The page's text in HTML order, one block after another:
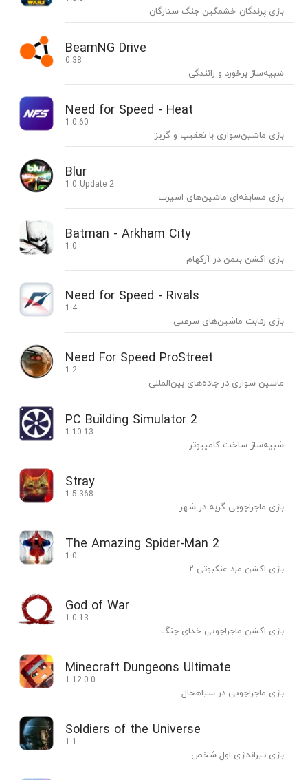
بازی پرندگان خشمگین جنگ ستارگان
BeamNG Drive
0.38
شبیه‌ساز برخورد و رانندگی
Need for Speed - Heat
1.0.60
بازی ماشین‌سواری با تعقیب و گریز
Blur
1.0 Update 2
بازی مسابقه‌ای ماشین‌های اسپرت
Batman - Arkham City
1.0
بازی اکشن بتمن در آرکهام
Need for Speed - Rivals
1.4
بازی رقابت ماشین‌های سرعتی
Need For Speed ProStreet
1.2
ماشین سواری در جاده‌های بین‌المللی
PC Building Simulator 2
1.10.13
شبیه‌ساز ساخت کامپیوتر
Stray
1.5.368
بازی ماجراجویی گربه در شهر
The Amazing Spider-Man 2
1.0
بازی اکشن مرد عنکبوتی ۲
God of War
1.0.13
بازی اکشن ماجراجویی خدای جنگ
Minecraft Dungeons Ultimate
1.12.0.0
بازی ماجراجویی در سیاهچال
Soldiers of the Universe
1.1
بازی تیراندازی اول شخص